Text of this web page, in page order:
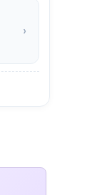
›